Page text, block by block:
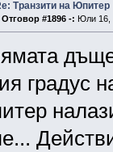
Транзити на Юпитер
Отговор #1896 -: Юли 16,
градус